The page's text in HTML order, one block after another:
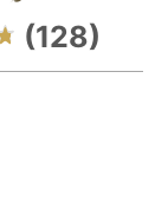
(128)